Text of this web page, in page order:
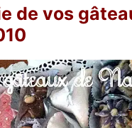
de vos